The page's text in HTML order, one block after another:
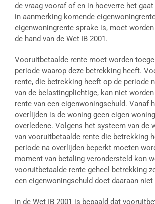
de vraag vooraf of en in hoeverre het
in aanmerking komende
eigenwoningrente sprake is, moet
de hand van de Wet IB 2001.
Vooruitbetaalde rente moet worden
periode waarop deze betrekking heeft.
rente, die betrekking heeft op de periode
van de belastingplichtige, kan niet
rente van een eigenwoningschuld. Vanaf
overlijden is de woning geen eigen
overledene. Volgens het systeem van de
van vooruitbetaalde rente die betrekking
periode na overlijden beperkt moeten
moment van betaling verondersteld kon
vooruitbetaalde rente geheel betrekking
een eigenwoningschuld doet daaraan niet
In de Wet IB 2001 is bepaald dat